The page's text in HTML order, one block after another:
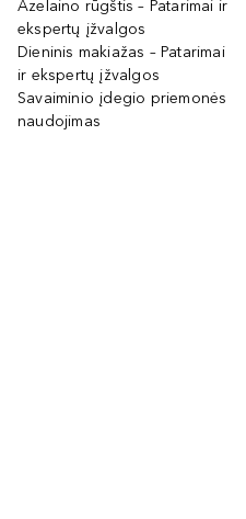
Azelaino rūgštis – Patarimai ir
ekspertų įžvalgos
Dieninis makiažas – Patarimai
ir ekspertų įžvalgos
Savaiminio įdegio priemonės
naudojimas